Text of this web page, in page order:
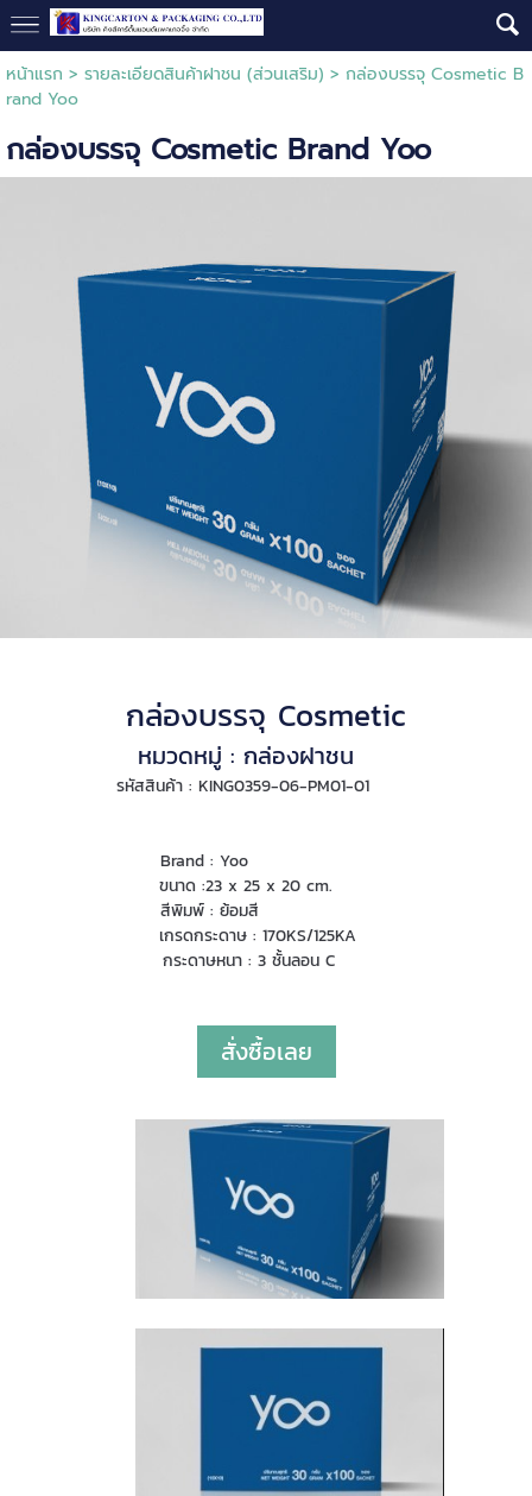
หน้าแรก > รายละเอียดสินค้าฝาชน (ส่วนเสริม) > กล่องบรรจุ Cosmetic B
rand Yoo
กล่องบรรจุ Cosmetic Brand Yoo
กล่องบรรจุ Cosmetic
หมวดหมู่ : กล่องฝาชน
รหัสสินค้า : KING0359-06-PM01-01
Brand : Yoo
ขนาด :23 x 25 x 20 cm.
สีพิมพ์ : ย้อมสี
เกรดกระดาษ : 170KS/125KA
กระดาษหนา : 3 ชั้นลอน C
สั่งซื้อเลย